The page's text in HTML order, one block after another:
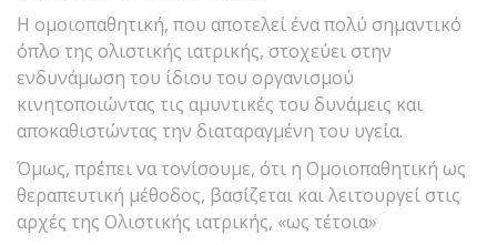
Η ομοιοπαθητική, που αποτελεί ένα πολύ σημαντικό
όπλο της ολιστικής ιατρικής, στοχεύει στην
ενδυνάμωση του ίδιου του οργανισμού
κινητοποιώντας τις αμυντικές του δυνάμεις και
αποκαθιστώντας την διαταραγμένη του υγεία.
Όμως, πρέπει να τονίσουμε, ότι η Ομοιοπαθητική ως
θεραπευτική μέθοδος, βασίζεται και λειτουργεί στις
αρχές της Ολιστικής ιατρικής, «ως τέτοια»